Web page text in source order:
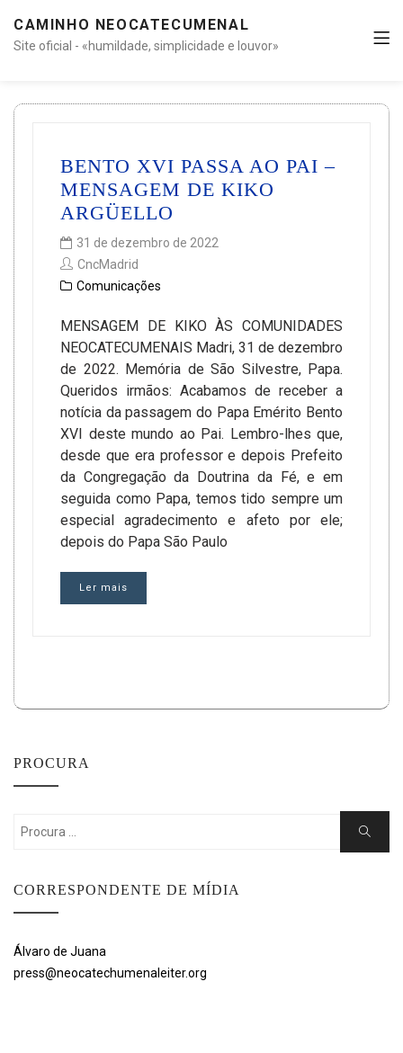
CAMINHO NEOCATECUMENAL
Site oficial - «humildade, simplicidade e louvor»
BENTO XVI PASSA AO PAI –
MENSAGEM DE KIKO
ARGÜELLO
31 de dezembro de 2022
CncMadrid
Comunicações
MENSAGEM DE KIKO ÀS COMUNIDADES
NEOCATECUMENAIS Madri, 31 de dezembro
de 2022. Memória de São Silvestre, Papa.
Queridos irmãos: Acabamos de receber a
notícia da passagem do Papa Emérito Bento
XVI deste mundo ao Pai. Lembro-lhes que,
desde que era professor e depois Prefeito
da Congregação da Doutrina da Fé, e em
seguida como Papa, temos tido sempre um
especial agradecimento e afeto por ele;
depois do Papa São Paulo
Ler mais
PROCURA
Search
Search
CORRESPONDENTE DE MÍDIA
Álvaro de Juana
press@neocatechumenaleiter.org